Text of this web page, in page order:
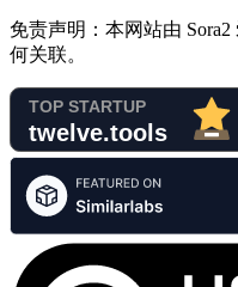
免责声明：本网站由
何关联。